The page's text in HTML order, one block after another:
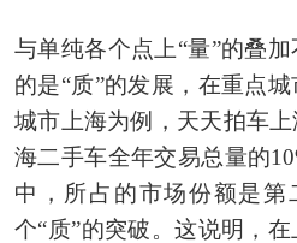
与单纯各个点上“量”的叠
的是“质”的发展，在重点
城市上海为例，天天拍车
海二手车全年交易总量的
中，所占的市场份额是第
个“质”的突破。这说明，